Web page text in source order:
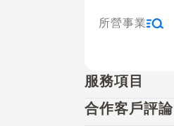
所營事業
服務項目
合作客戶評論